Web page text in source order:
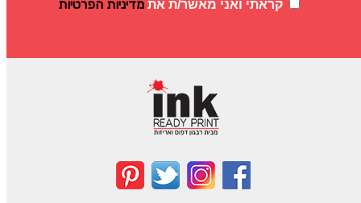
קראתי ואני מאשר/ת את מדיניות הפרטיות